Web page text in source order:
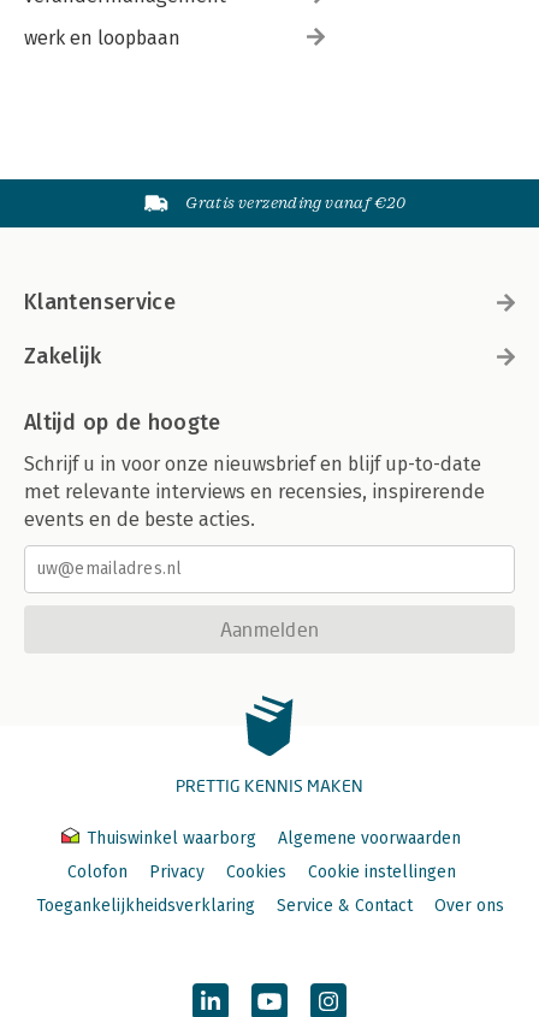
werk en loopbaan
Gratis verzending vanaf €20
Klantenservice
Zakelijk
Altijd op de hoogte
Schrijf u in voor onze nieuwsbrief en blijf up-to-date
met relevante interviews en recensies, inspirerende
events en de beste acties.
Aanmelden
PRETTIG KENNIS MAKEN
Thuiswinkel waarborg
Algemene voorwaarden
Colofon
Privacy Cookies
Cookie instellingen
Toegankelijkheidsverklaring
Service & Contact Over ons